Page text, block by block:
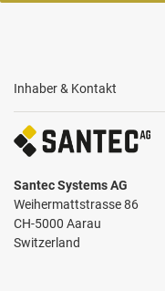
Inhaber & Kontakt
Santec Systems AG
Weihermattstrasse 86
CH-5000 Aarau
Switzerland